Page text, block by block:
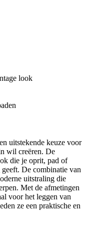
look
uitstekende keuze voor
wil creëren. De
die je oprit, pad of
De combinatie van
uitstraling die
Met de afmetingen
voor het leggen van
ze een praktische en